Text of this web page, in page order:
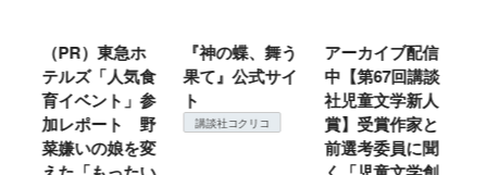
（PR）東急ホ
テルズ「人気食
育イベント」参
加レポート 野
菜嫌いの娘を変
『神の蝶、舞う
果て』公式サイ
ト
講談社コクリコ
アーカイブ配信
中【第67回講談
社児童文学新人
賞】受賞作家と
前選考委員に聞